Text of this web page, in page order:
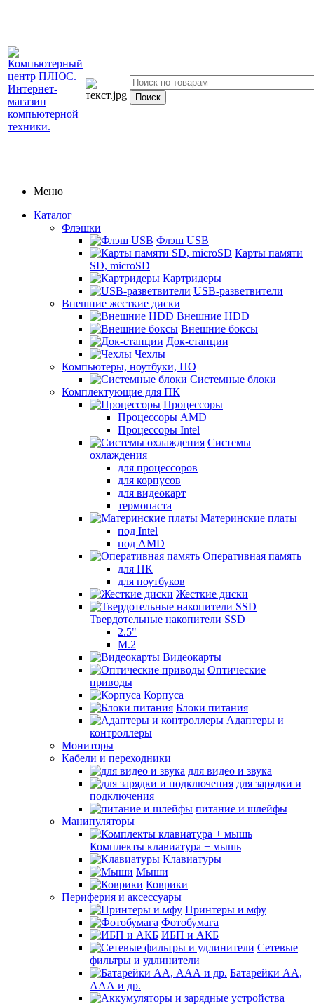
Меню
Каталог
Флэшки
Флэш USB
Карты памяти
SD, microSD
Картридеры
USB-разветвители
Внешние жесткие диски
Внешние HDD
Внешние боксы
Док-станции
Чехлы
Компьютеры, ноутбуки, ПО
Системные блоки
Комплектующие для ПК
Процессоры
Процессоры AMD
Процессоры Intel
Системы
охлаждения
для процессоров
для корпусов
для видеокарт
термопаста
Материнские платы
под Intel
под AMD
Оперативная память
для ПК
для ноутбуков
Жесткие диски
Твердотельные накопители SSD
2.5"
M.2
Видеокарты
Оптические
приводы
Корпуса
Блоки питания
Адаптеры и
контроллеры
Мониторы
Кабели и переходники
для видео и звука
для зарядки и
подключения
питание и шлейфы
Манипуляторы
Комплекты клавиатура + мышь
Клавиатуры
Мыши
Коврики
Периферия и аксессуары
Принтеры и мфу
Фотобумага
ИБП и АКБ
Сетевые
фильтры и удлинители
Батарейки АА,
ААА и др.